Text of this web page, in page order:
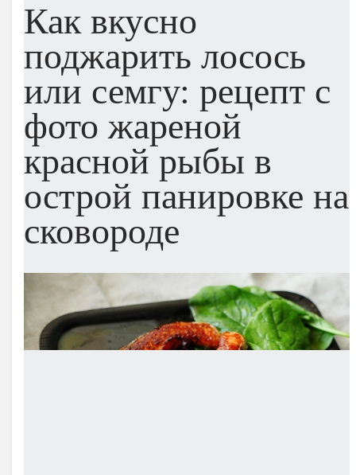
Как вкусно
поджарить лосось
или семгу: рецепт с
фото жареной
красной рыбы в
острой панировке на
сковороде